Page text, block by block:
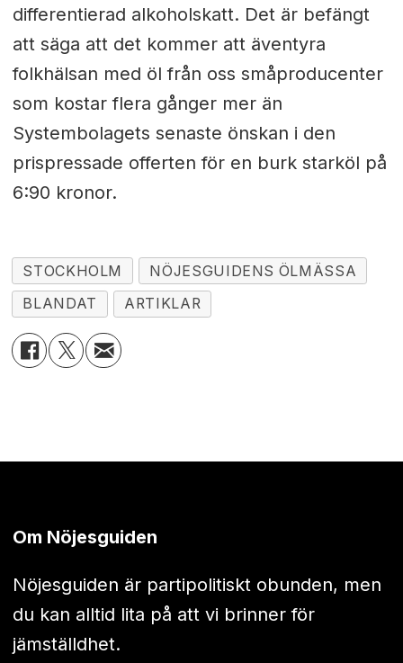
differentierad alkoholskatt. Det är befängt
att säga att det kommer att äventyra
folkhälsan med öl från oss småproducenter
som kostar flera gånger mer än
Systembolagets senaste önskan i den
prispressade offerten för en burk starköl på
6:90 kronor.
STOCKHOLM
NÖJESGUIDENS ÖLMÄSSA
BLANDAT
ARTIKLAR
Om Nöjesguiden
Nöjesguiden är partipolitiskt obunden, men
du kan alltid lita på att vi brinner för
jämställdhet.